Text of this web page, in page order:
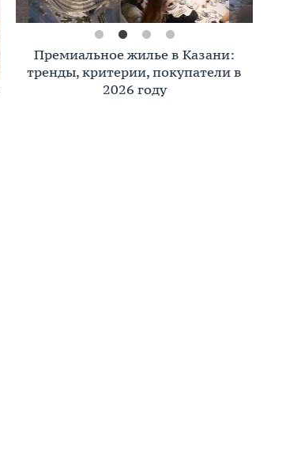
Премиальное жилье в Казани:
тренды, критерии, покупатели в
2026 году